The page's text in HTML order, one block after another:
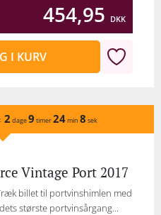
454,95 DKK
I KURV
2 dage9 timer24min 8 sek
Vintage Port 2017
billet til portvinshimlen med
største portvinsårgang...